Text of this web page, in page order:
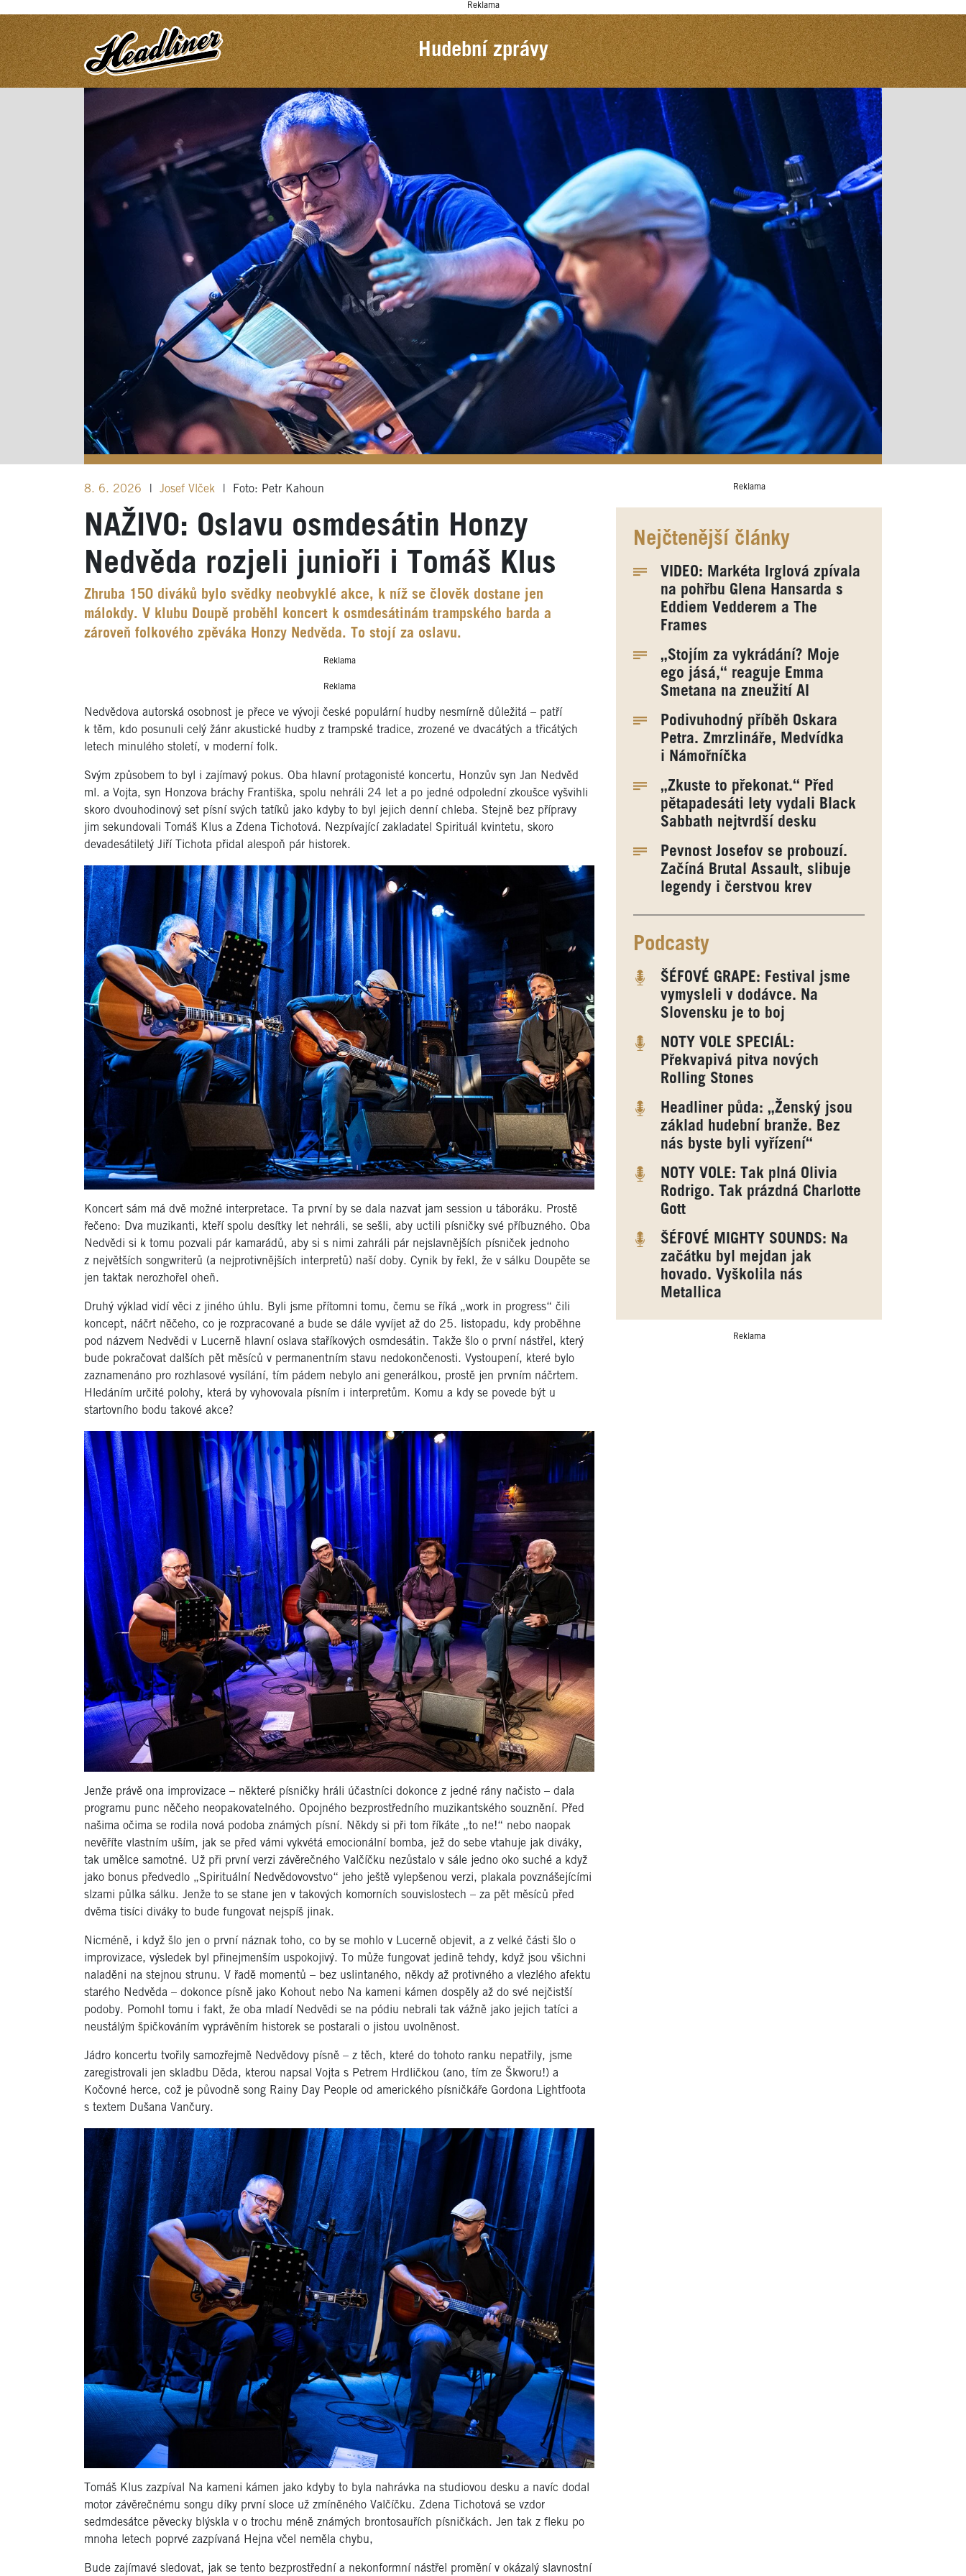
Reklama
Hudební zprávy
8. 6. 2026 Josef Vlček Foto: Petr Kahoun
NAŽIVO: Oslavu osmdesátin Honzy
Nedvěda rozjeli junioři i Tomáš Klus
Zhruba 150 diváků bylo svědky neobvyklé akce, k níž se člověk dostane jen
málokdy. V klubu Doupě proběhl koncert k osmdesátinám trampského barda a
zároveň folkového zpěváka Honzy Nedvěda. To stojí za oslavu.
Reklama
Reklama
Nedvědova autorská osobnost je přece ve vývoji české populární hudby nesmírně důležitá – patří
k těm, kdo posunuli celý žánr akustické hudby z trampské tradice, zrozené ve dvacátých a třicátých
letech minulého století, v moderní folk.
Svým způsobem to byl i zajímavý pokus. Oba hlavní protagonisté koncertu, Honzův syn Jan Nedvěd
ml. a Vojta, syn Honzova bráchy Františka, spolu nehráli 24 let a po jedné odpolední zkoušce vyšvihli
skoro dvouhodinový set písní svých tatíků jako kdyby to byl jejich denní chleba. Stejně bez přípravy
jim sekundovali Tomáš Klus a Zdena Tichotová. Nezpívající zakladatel Spirituál kvintetu, skoro
devadesátiletý Jiří Tichota přidal alespoň pár historek.
Koncert sám má dvě možné interpretace. Ta první by se dala nazvat jam session u táboráku. Prostě
řečeno: Dva muzikanti, kteří spolu desítky let nehráli, se sešli, aby uctili písničky své příbuzného. Oba
Nedvědi si k tomu pozvali pár kamarádů, aby si s nimi zahráli pár nejslavnějších písniček jednoho
z největších songwriterů (a nejprotivnějších interpretů) naší doby. Cynik by řekl, že v sálku Doupěte se
jen taktak nerozhořel oheň.
Druhý výklad vidí věci z jiného úhlu. Byli jsme přítomni tomu, čemu se říká „work in progress“ čili
koncept, náčrt něčeho, co je rozpracované a bude se dále vyvíjet až do 25. listopadu, kdy proběhne
pod názvem Nedvědi v Lucerně hlavní oslava staříkových osmdesátin. Takže šlo o první nástřel, který
bude pokračovat dalších pět měsíců v permanentním stavu nedokončenosti. Vystoupení, které bylo
zaznamenáno pro rozhlasové vysílání, tím pádem nebylo ani generálkou, prostě jen prvním náčrtem.
Hledáním určité polohy, která by vyhovovala písním i interpretům. Komu a kdy se povede být u
startovního bodu takové akce?
Jenže právě ona improvizace – některé písničky hráli účastníci dokonce z jedné rány načisto – dala
programu punc něčeho neopakovatelného. Opojného bezprostředního muzikantského souznění. Před
našima očima se rodila nová podoba známých písní. Někdy si při tom říkáte „to ne!“ nebo naopak
nevěříte vlastním uším, jak se před vámi vykvétá emocionální bomba, jež do sebe vtahuje jak diváky,
tak umělce samotné. Už při první verzi závěrečného Valčíčku nezůstalo v sále jedno oko suché a když
jako bonus předvedlo „Spirituální Nedvědovovstvo“ jeho ještě vylepšenou verzi, plakala povznášejícími
slzami půlka sálku. Jenže to se stane jen v takových komorních souvislostech – za pět měsíců před
dvěma tisíci diváky to bude fungovat nejspíš jinak.
Nicméně, i když šlo jen o první náznak toho, co by se mohlo v Lucerně objevit, a z velké části šlo o
improvizace, výsledek byl přinejmenším uspokojivý. To může fungovat jedině tehdy, když jsou všichni
naladěni na stejnou strunu. V řadě momentů – bez uslintaného, někdy až protivného a vlezlého afektu
starého Nedvěda – dokonce písně jako Kohout nebo Na kameni kámen dospěly až do své nejčistší
podoby. Pomohl tomu i fakt, že oba mladí Nedvědi se na pódiu nebrali tak vážně jako jejich tatíci a
neustálým špičkováním vyprávěním historek se postarali o jistou uvolněnost.
Jádro koncertu tvořily samozřejmě Nedvědovy písně – z těch, které do tohoto ranku nepatřily, jsme
zaregistrovali jen skladbu Děda, kterou napsal Vojta s Petrem Hrdličkou (ano, tím ze Škworu!) a
Kočovné herce, což je původně song Rainy Day People od amerického písničkáře Gordona Lightfoota
s textem Dušana Vančury.
Tomáš Klus zazpíval Na kameni kámen jako kdyby to byla nahrávka na studiovou desku a navíc dodal
motor závěrečnému songu díky první sloce už zmíněného Valčíčku. Zdena Tichotová se vzdor
sedmdesátce pěvecky blýskla v o trochu méně známých brontosauřích písničkách. Jen tak z fleku po
mnoha letech poprvé zazpívaná Hejna včel neměla chybu,
Bude zajímavé sledovat, jak se tento bezprostřední a nekonformní nástřel promění v okázalý slavnostní
Reklama
Nejčtenější články
VIDEO: Markéta Irglová zpívala
na pohřbu Glena Hansarda s
Eddiem Vedderem a The
Frames
„Stojím za vykrádání? Moje
ego jásá,“ reaguje Emma
Smetana na zneužití AI
Podivuhodný příběh Oskara
Petra. Zmrzlináře, Medvídka
i Námořníčka
„Zkuste to překonat.“ Před
pětapadesáti lety vydali Black
Sabbath nejtvrdší desku
Pevnost Josefov se probouzí.
Začíná Brutal Assault, slibuje
legendy i čerstvou krev
Podcasty
ŠÉFOVÉ GRAPE: Festival jsme
vymysleli v dodávce. Na
Slovensku je to boj
NOTY VOLE SPECIÁL:
Překvapivá pitva nových
Rolling Stones
Headliner půda: „Ženský jsou
základ hudební branže. Bez
nás byste byli vyřízení“
NOTY VOLE: Tak plná Olivia
Rodrigo. Tak prázdná Charlotte
Gott
ŠÉFOVÉ MIGHTY SOUNDS: Na
začátku byl mejdan jak
hovado. Vyškolila nás
Metallica
Reklama